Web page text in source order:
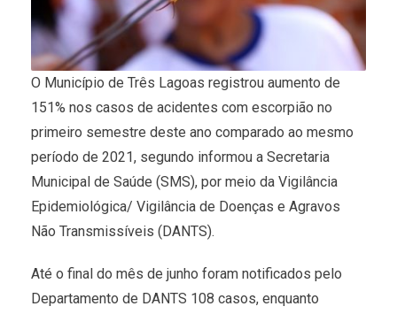
O Município de Três Lagoas registrou aumento de
151% nos casos de acidentes com escorpião no
primeiro semestre deste ano comparado ao mesmo
período de 2021, segundo informou a Secretaria
Municipal de Saúde (SMS), por meio da Vigilância
Epidemiológica/ Vigilância de Doenças e Agravos
Não Transmissíveis (DANTS).
Até o final do mês de junho foram notificados pelo
Departamento de DANTS 108 casos, enquanto